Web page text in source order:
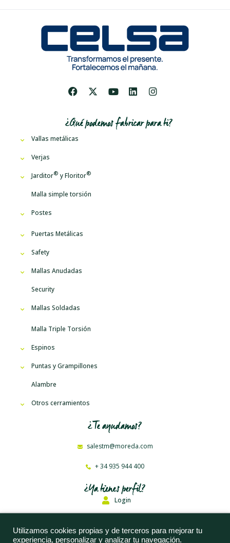
¿Qué podemos fabricar para ti?
Vallas metálicas
Verjas
Jarditor yFloritor
Malla simple torsión
Postes
Puertas Metálicas
Safety
Mallas Anudadas
Security
Mallas Soldadas
Malla Triple Torsión
Espinos
Puntas y Grampillones
Alambre
Otros cerramientos
¿Te ayudamos?
salestm@moreda.com
+ 34 935 944 400
¿Ya tienes perfil?
Login
Moreda Riviere Trefilerías, S. A. © 2023
Utilizamos cookies propias y de terceros para mejorar tu
experiencia, personalizar y analizar tu navegación.